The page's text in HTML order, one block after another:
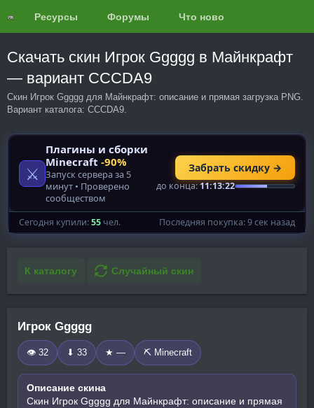
Ресурсы Форумы Что нового?
Скачать скин Игрок Ggggg в Майнкрафт
— вариант CCCDA9
Скин Игрок Ggggg для Майнкрафт: описание и прямая загрузка PNG.
Вариант каталога: CCCDA9.
К каталогу Случайный скин
Игрок Ggggg
👁 32 ⬇ 33 ★ — ⛏️ Minecraft
Описание скина
Скин Игрок Ggggg для Майнкрафт: описание и прямая